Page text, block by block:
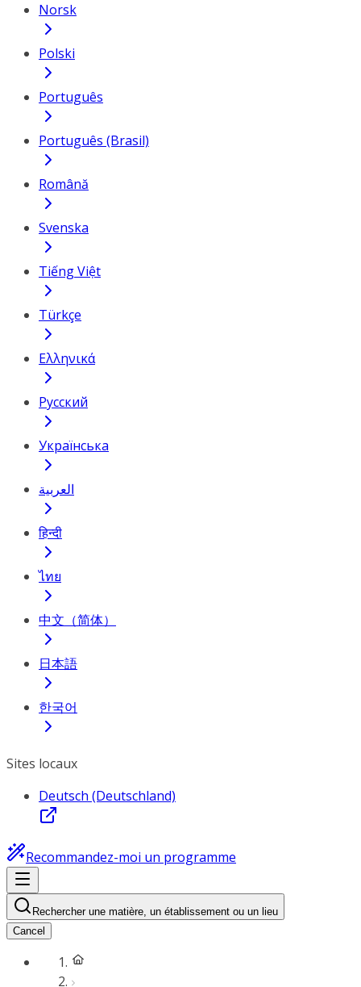
Norsk
Polski
Português
Português (Brasil)
Română
Svenska
Tiếng Việt
Türkçe
Ελληνικά
Русский
Українська
العربية
हिन्दी
ไทย
中文（简体）
日本語
한국어
Sites locaux
Deutsch (Deutschland)
Recommandez-moi un programme
Rechercher une matière, un établissement ou un lieu
Cancel